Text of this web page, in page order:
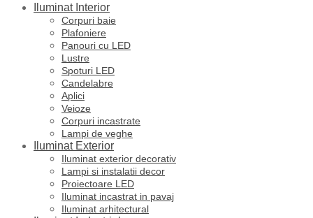
Iluminat Interior
Corpuri baie
Plafoniere
Panouri cu LED
Lustre
Spoturi LED
Candelabre
Aplici
Veioze
Corpuri incastrate
Lampi de veghe
Iluminat Exterior
Iluminat exterior decorativ
Lampi si instalatii decor
Proiectoare LED
Iluminat incastrat in pavaj
Iluminat arhitectural